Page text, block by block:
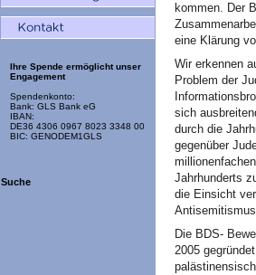
Ihre Spende ermöglicht unser
Engagement
Spendenkonto:
Bank: GLS Bank eG
IBAN:
DE36 4306 0967 8023 3348 00
BIC: GENODEM1GLS
Suche
kommen. Der
eine Klärung
Wir erkennen
Problem der
sich
durch die
gegenüber
Jahrhunderts
die Einsicht
Die BDS-
2005